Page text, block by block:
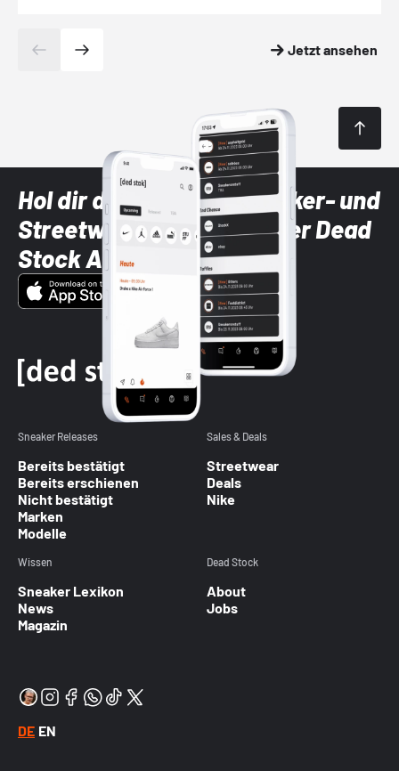
Jetzt ansehen
Hol dir die neuesten Sneaker- und
Streetwear-Brands mit der Dead
Stock App
Sneaker Releases
Bereits bestätigt
Bereits erschienen
Nicht bestätigt
Marken
Modelle
Sales & Deals
Streetwear
Deals
Nike
Wissen
Sneaker Lexikon
News
Magazin
Dead Stock
About
Jobs
DE EN